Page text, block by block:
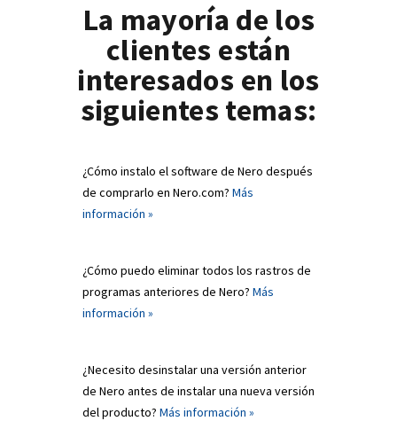
La mayoría de los
clientes están
interesados en los
siguientes temas:
¿Cómo instalo el software de Nero después
de comprarlo en Nero.com? Más
información »
¿Cómo puedo eliminar todos los rastros de
programas anteriores de Nero? Más
información »
¿Necesito desinstalar una versión anterior
de Nero antes de instalar una nueva versión
del producto? Más información »